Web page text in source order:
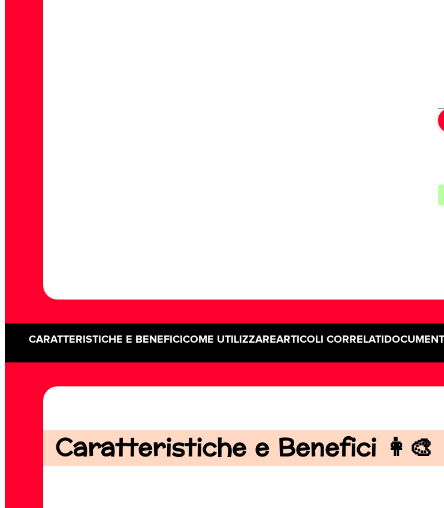
CARATTERISTICHE E BENEFICI COME UTILIZZAREARTICOLI CORRELATI
Caratteristiche e Benefici 👩‍🎨